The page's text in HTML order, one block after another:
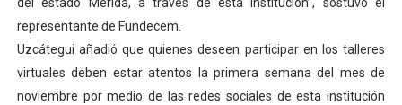
del estado Mérida, a través de esta institución”, sostuvo el
representante de Fundecem.
Uzcátegui añadió que quienes deseen participar en los talleres
virtuales deben estar atentos la primera semana del mes de
noviembre por medio de las redes sociales de esta institución